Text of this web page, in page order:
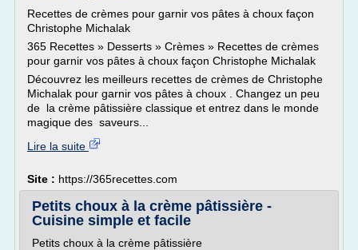
Recettes de crèmes pour garnir vos pâtes à choux façon
Christophe Michalak
365 Recettes » Desserts » Crèmes » Recettes de crèmes
pour garnir vos pâtes à choux façon Christophe Michalak
Découvrez les meilleurs recettes de crèmes de Christophe
Michalak pour garnir vos pâtes à choux . Changez un peu
de la crème pâtissière classique et entrez dans le monde
magique des saveurs...
Lire la suite
Site : https://365recettes.com
Petits choux à la crème pâtissière -
Cuisine simple et facile
Petits choux à la crème pâtissière